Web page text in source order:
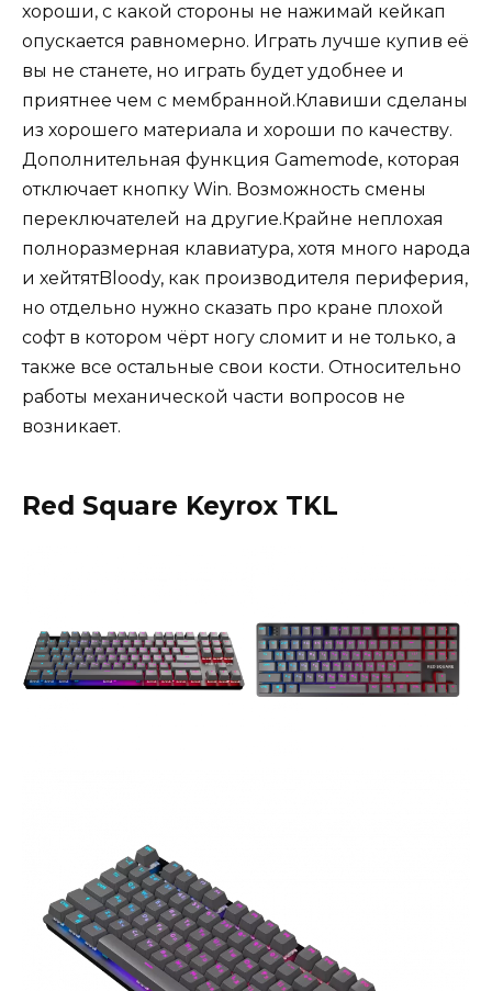
хороши, с какой стороны не нажимай кейкап
опускается равномерно. Играть лучше купив её
вы не станете, но играть будет удобнее и
приятнее чем с мембранной.Клавиши сделаны
из хорошего материала и хороши по качеству.
Дополнительная функция Gamemode, которая
отключает кнопку Win. Возможность смены
переключателей на другие.Крайне неплохая
полноразмерная клавиатура, хотя много народа
и хейтятBloody, как производителя периферия,
но отдельно нужно сказать про кране плохой
софт в котором чёрт ногу сломит и не только, а
также все остальные свои кости. Относительно
работы механической части вопросов не
возникает.
Red Square Keyrox TKL